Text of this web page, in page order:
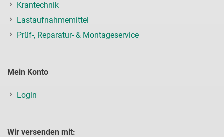
Krantechnik
Lastaufnahmemittel
Prüf-, Reparatur- & Montageservice
Mein Konto
Login
Wir versenden mit: